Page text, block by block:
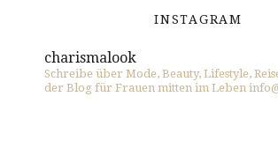
INSTAGRAM
charismalook
Schreibe über Mode, Beauty, Lifestyle,
der Blog für Frauen mitten im Leben